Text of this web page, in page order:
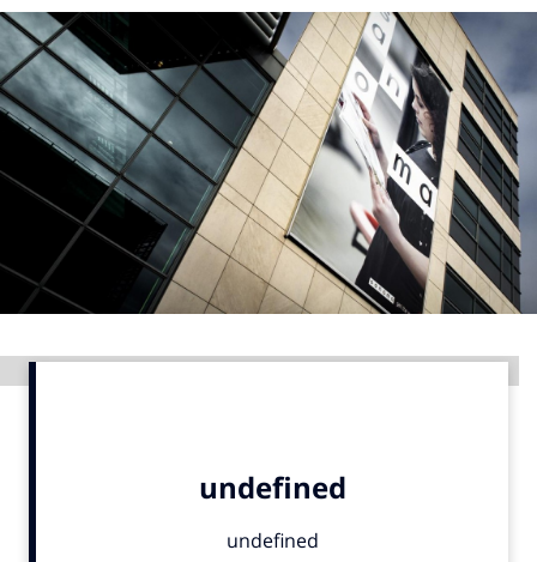
Menu
Home
9 sept: GenAI-training
12 nov: MarketingLive!
Adverteren
Events
Opleidingen